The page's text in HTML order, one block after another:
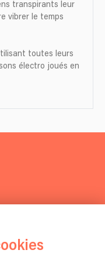
transpirants leur
vibrer le temps
toutes leurs
électro joués en